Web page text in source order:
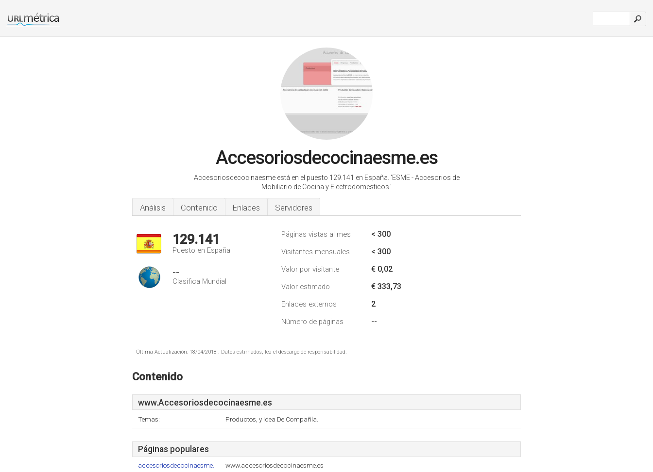
Accesoriosdecocinaesme.es
Accesoriosdecocinaesme está en el puesto 129.141 en España. 'ESME - Accesorios de
Mobiliario de Cocina y Electrodomesticos.'
Análisis Contenido Enlaces Servidores
129.141
Puesto en España
--
Clasifica Mundial
Páginas vistas al mes < 300
Visitantes mensuales < 300
Valor por visitante € 0,02
Valor estimado € 333,73
Enlaces externos 2
Número de páginas --
Última Actualización: 18/04/2018 . Datos estimados, lea el descargo de responsabilidad.
Contenido
www.Accesoriosdecocinaesme.es
Temas: Productos, y Idea De Compañía.
Páginas populares
accesoriosdecocinaesme.. www.accesoriosdecocinaesme.es